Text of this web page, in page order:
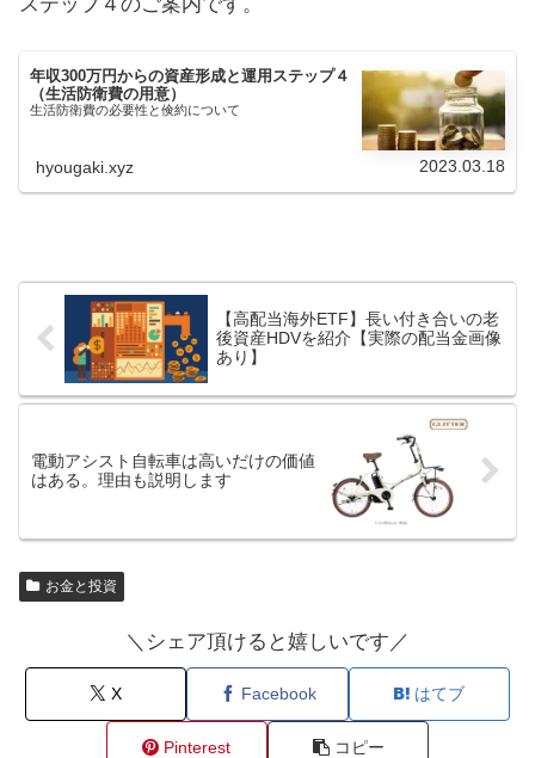
年収300万円からの資産形成と運用ステップ４
（生活防衛費の用意）
生活防衛費の必要性と倹約について
hyougaki.xyz 2023.03.18
【高配当海外ETF】長い付き合いの老
後資産HDVを紹介【実際の配当金画像
あり】
電動アシスト自転車は高いだけの価値
はある。理由も説明します
お金と投資
＼シェア頂けると嬉しいです／
X Facebook はてブ
Pinterest コピー